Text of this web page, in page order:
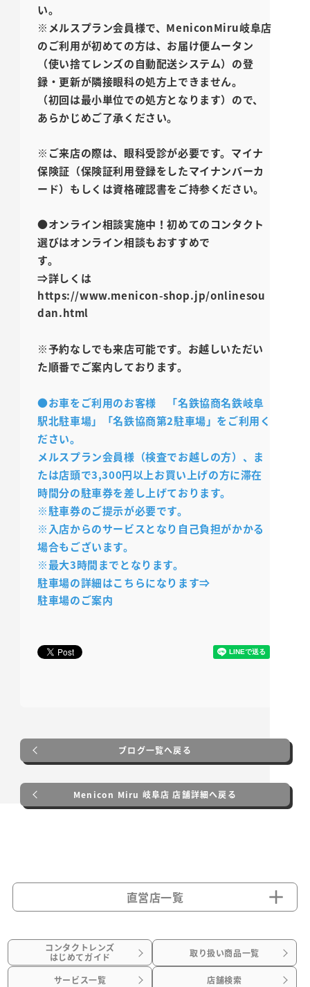
い。
※メルスプラン会員様で、MeniconMiru岐阜店
のご利用が初めての方は、お届け便ムータン
（使い捨てレンズの自動配送システム）の登
録・更新が隣接眼科の処方上できません。
（初回は最小単位での処方となります）ので、
あらかじめご了承ください。
※ご来店の際は、眼科受診が必要です。マイナ
保険証（保険証利用登録をしたマイナンバーカ
ード）もしくは資格確認書をご持参ください。
●オンライン相談実施中！初めてのコンタクト
選びはオンライン相談もおすすめで
す。
⇒詳しくは
https://www.menicon-shop.jp/onlinesou
dan.html
※予約なしでも来店可能です。お越しいただい
た順番でご案内しております。
●お車をご利用のお客様 「名鉄協商名鉄岐阜
駅北駐車場」「名鉄協商第2駐車場」をご利用く
ださい。
メルスプラン会員様（検査でお越しの方）、ま
たは店頭で3,300円以上お買い上げの方に滞在
時間分の駐車券を差し上げております。
※駐車券のご提示が必要です。
※入店からのサービスとなり自己負担がかかる
場合もございます。
※最大3時間までとなります。
駐車場の詳細はこちらになります⇒
駐車場のご案内
ブログ一覧へ戻る
Menicon Miru 岐阜店 店舗詳細へ戻る
直営店一覧
コンタクトレンズ
はじめてガイド 取り扱い商品一覧
サービス一覧 店舗検索